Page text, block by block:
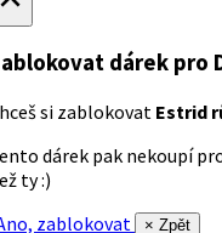
dárek pro
si zablokovat Estrid
dárek pak nekoupí
ty :)
zablokovat
× Zpět